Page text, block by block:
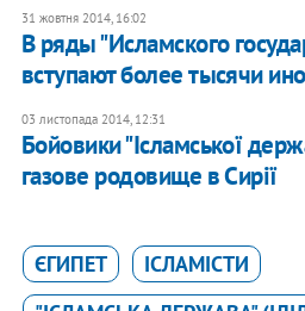
31 жовтня 2014, 16:02
В ряды "Исламского
вступают более тысячи
03 листопада 2014, 12:31
Бойовики "Ісламської
газове родовище в Сирії
ЄГИПЕТ
ІСЛАМІСТИ